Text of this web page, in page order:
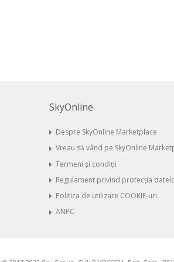
SkyOnline
Despre SkyOnline Marketplace
Vreau să vând pe SkyOnline
Termeni și condiții
Regulament privind protecția
Politica de utilizare COOKIE-uri
ANPC